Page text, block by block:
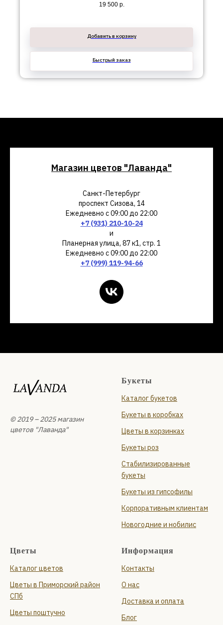
19 500 р.
Добавить в корзину
Быстрый заказ
Магазин цветов "Лаванда"
Санкт-Петербург
проспект Сизова, 14
Ежедневно с 09:00 до 22:00
+7 (931) 210-10-24
и
Планерная улица, 87 к1, стр. 1
Ежедневно с 09:00 до 22:00
+7 (999) 119-94-66
© 2019 – 2025 магазин
цветов "Лаванда"
Букеты
Каталог букетов
Букеты в коробках
Цветы в корзинках
Букеты роз
Стабилизированные
букеты
Букеты из гипсофилы
Корпоративным клиентам
Новогодние и нобилис
Цветы
Каталог цветов
Цветы в Приморский район
СПб
Цветы поштучно
Информация
Контакты
О нас
Доставка и оплата
Блог